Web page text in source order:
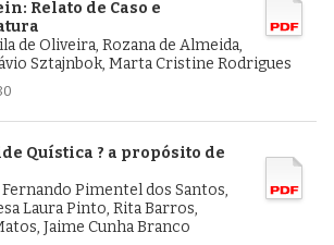
Relato de Caso e
de Oliveira, Rozana de Almeida,
Sztajnbok, Marta Cristine Rodrigues
Quística ? a propósito de
Pimentel dos Santos,
Laura Pinto, Rita Barros,
Jaime Cunha Branco